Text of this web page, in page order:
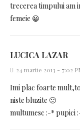
trecerea timpului am
femeie 😀
LUCICA LAZAR
24 martie 2013 - 7:02
Imi plac foarte
niste bluzite 🙂
multumesc :-* pupici